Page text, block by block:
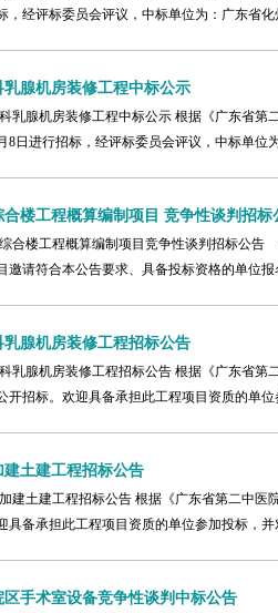
，经评标委员会评议，中标单位为：广东省
乳腺机房装修工程中标公示
乳腺机房装修工程中标公示 根据《广东省第
8日进行招标，经评标委员会评议，中标单
合楼工程概算编制项目 竞争性谈判招标
合楼工程概算编制项目竞争性谈判招标公
邀请符合本公告要求、具备投标资格的单位
乳腺机房装修工程招标公告
乳腺机房装修工程招标公告 根据《广东省第
开招标。欢迎具备承担此工程项目资质的单
建土建工程招标公告
建土建工程招标公告 根据《广东省第二中医
具备承担此工程项目资质的单位参加投标，
区手术室设备竞争性谈判中标公告